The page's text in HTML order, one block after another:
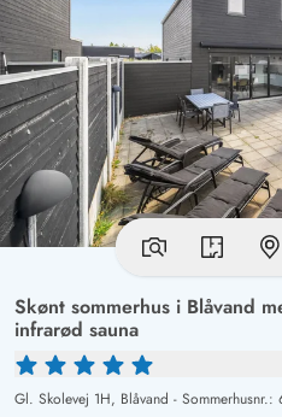
Skønt sommerhus i Blåvand
infrarød sauna
Gl. Skolevej 1H, Blåvand - Sommerhusnr.: